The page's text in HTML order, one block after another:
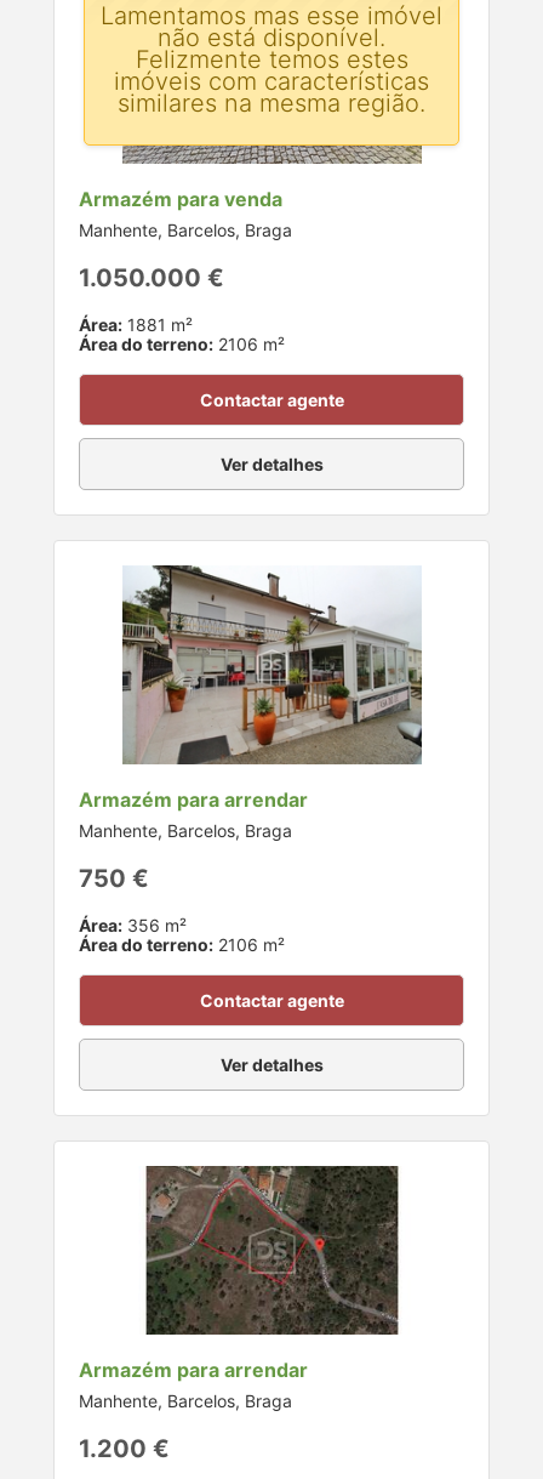
Armazém para venda
Manhente, Barcelos, Braga
1.050.000 €
Área: 1881 m²
Área do terreno: 2106 m²
Contactar agente
Ver detalhes
Armazém para arrendar
Manhente, Barcelos, Braga
750 €
Área: 356 m²
Área do terreno: 2106 m²
Contactar agente
Ver detalhes
Armazém para arrendar
Manhente, Barcelos, Braga
1.200 €
Lamentamos mas esse imóvel
não está disponível.
Felizmente temos estes
imóveis com características
similares na mesma região.